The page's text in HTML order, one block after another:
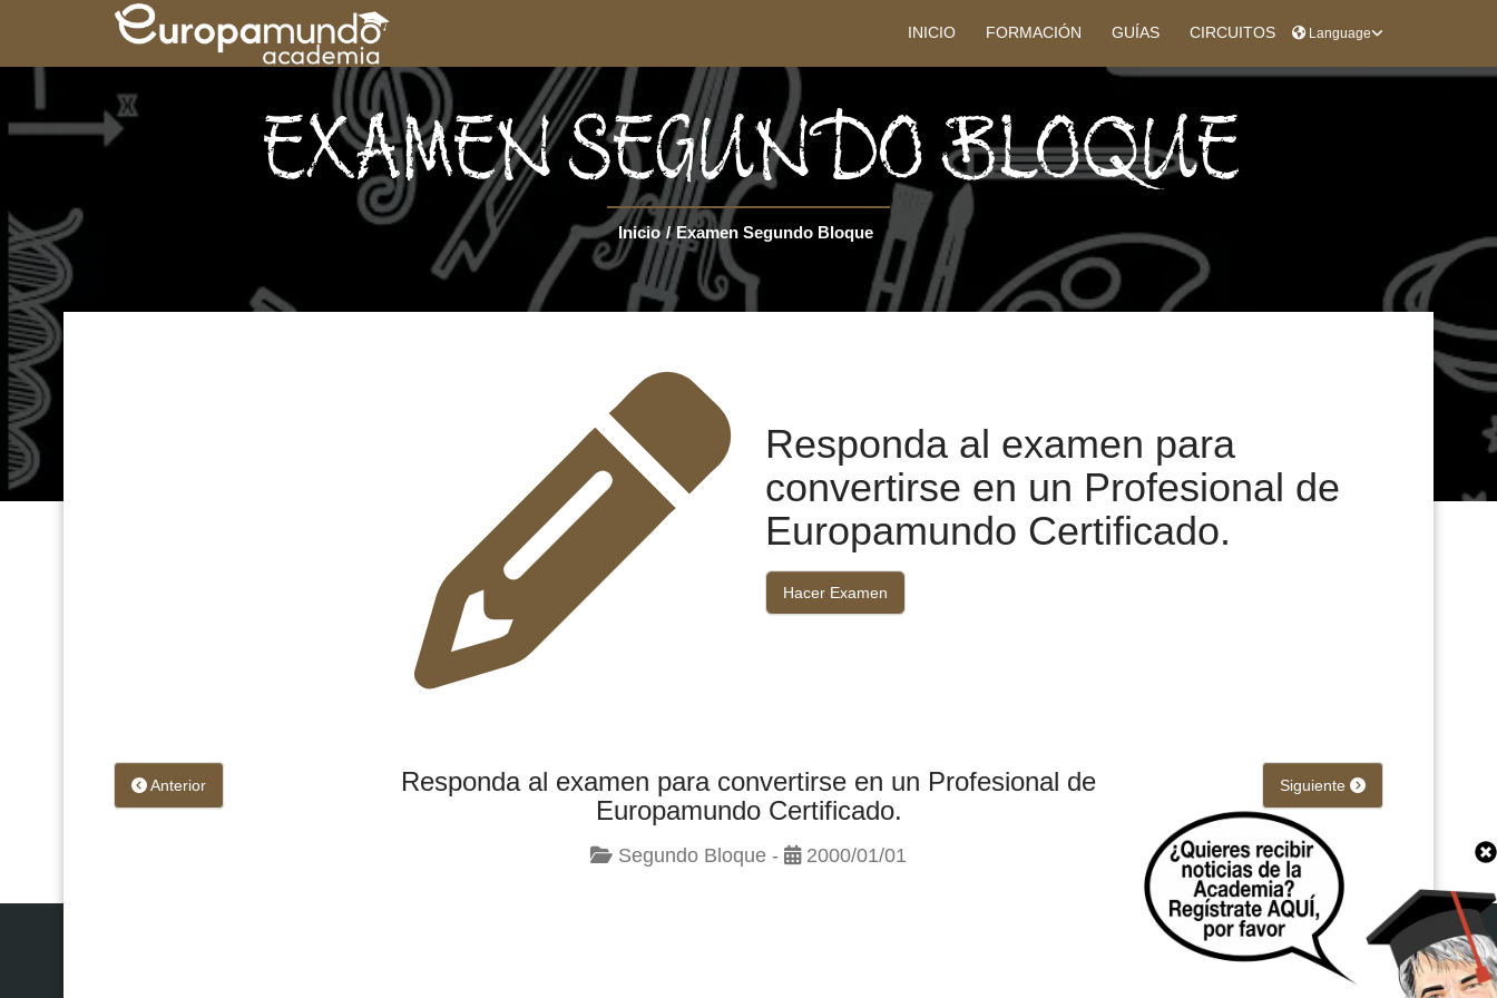
INICIO FORMACIÓN GUÍAS CIRCUITOS Language
EXAMEN SEGUNDO BLOQUE
Inicio / Examen Segundo Bloque
Responda al examen para
convertirse en un Profesional de
Europamundo Certificado.
Hacer Examen
Anterior
Responda al examen para convertirse en un Profesional de
Europamundo Certificado.
Segundo Bloque - 2000/01/01
Siguiente